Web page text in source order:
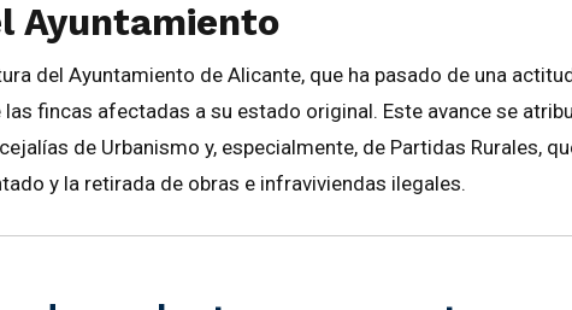
Ayuntamiento
del Ayuntamiento de Alicante, que ha pasado de una
fincas afectadas a su estado original. Este avance se
de Urbanismo y, especialmente, de Partidas Rurales,
y la retirada de obras e infraviviendas ilegales.